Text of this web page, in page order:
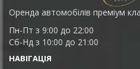
Оренда автомобілів преміум
Пн-Пт з 9:00 до 22:00
Сб-Нд з 10:00 до 21:00
НАВІГАЦІЯ